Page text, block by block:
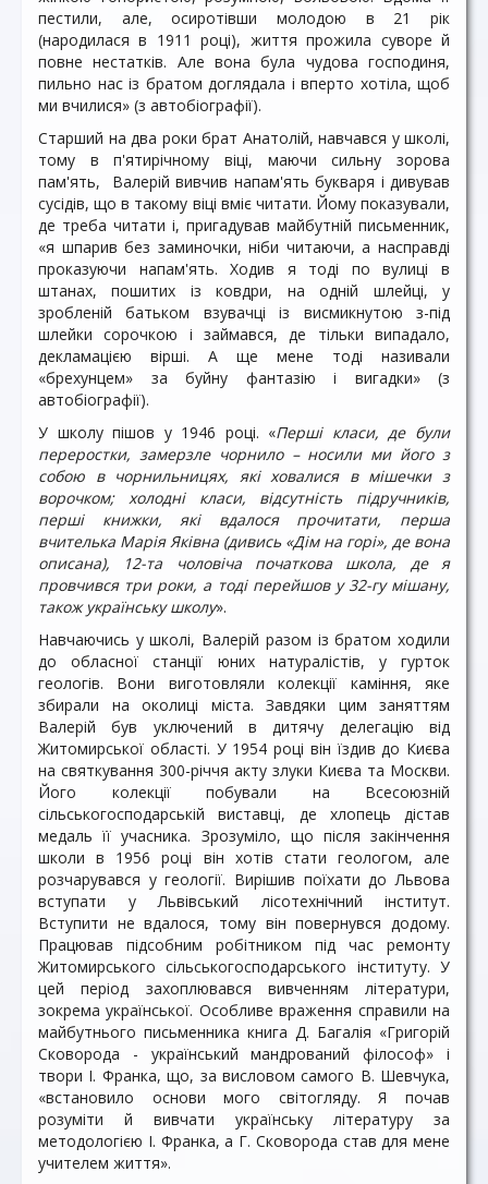
пестили, але, осиротівши молодою в 21 рік
(народилася в 1911 році), життя прожила суворе й
повне нестатків. Але вона була чудова господиня,
пильно нас із братом доглядала і вперто хотіла, щоб
ми вчилися» (з автобіографії).
Старший на два роки брат Анатолій, навчався у школі,
тому в п'ятирічному віці, маючи сильну зорова
пам'ять, Валерій вивчив напам'ять букваря і дивував
сусідів, що в такому віці вміє читати. Йому показували,
де треба читати і, пригадував майбутній письменник,
«я шпарив без заминочки, ніби читаючи, а насправді
проказуючи напам'ять. Ходив я тоді по вулиці в
штанах, пошитих із ковдри, на одній шлейці, у
зробленій батьком взувачці із висмикнутою з-під
шлейки сорочкою і займався, де тільки випадало,
декламацією вірші. А ще мене тоді називали
«брехунцем» за буйну фантазію і вигадки» (з
автобіографії).
У школу пішов у 1946 році. «Перші класи, де були
переростки, замерзле чорнило – носили ми його з
собою в чорнильницях, які ховалися в мішечки з
ворочком; холодні класи, відсутність підручників,
перші книжки, які вдалося прочитати, перша
вчителька Марія Яківна (дивись «Дім на горі», де вона
описана), 12-та чоловіча початкова школа, де я
провчився три роки, а тоді перейшов у 32-гу мішану,
також українську школу».
Навчаючись у школі, Валерій разом із братом ходили
до обласної станції юних натуралістів, у гурток
геологів. Вони виготовляли колекції каміння, яке
збирали на околиці міста. Завдяки цим заняттям
Валерій був уключений в дитячу делегацію від
Житомирської області. У 1954 році він їздив до Києва
на святкування 300-річчя акту злуки Києва та Москви.
Його колекції побували на Всесоюзній
сільськогосподарській виставці, де хлопець дістав
медаль її учасника. Зрозуміло, що після закінчення
школи в 1956 роцi він хотів стати геологом, але
розчарувався у геології. Вирішив поїхати до Львова
вступати у Львівський лісотехнічний інститут.
Вступити не вдалося, тому він повернувся додому.
Працював підсобним робітником під час ремонту
Житомирського сільськогосподарського інституту. У
цей період захоплювався вивченням літератури,
зокрема української. Особливе враження справили на
майбутнього письменника книга Д. Багалія «Григорій
Сковорода - український мандрований філософ» і
твори І. Франка, що, за висловом самого В. Шевчука,
«встановило основи мого світогляду. Я почав
розуміти й вивчати українську літературу за
методологією І. Франка, а Г. Сковорода став для мене
учителем життя».